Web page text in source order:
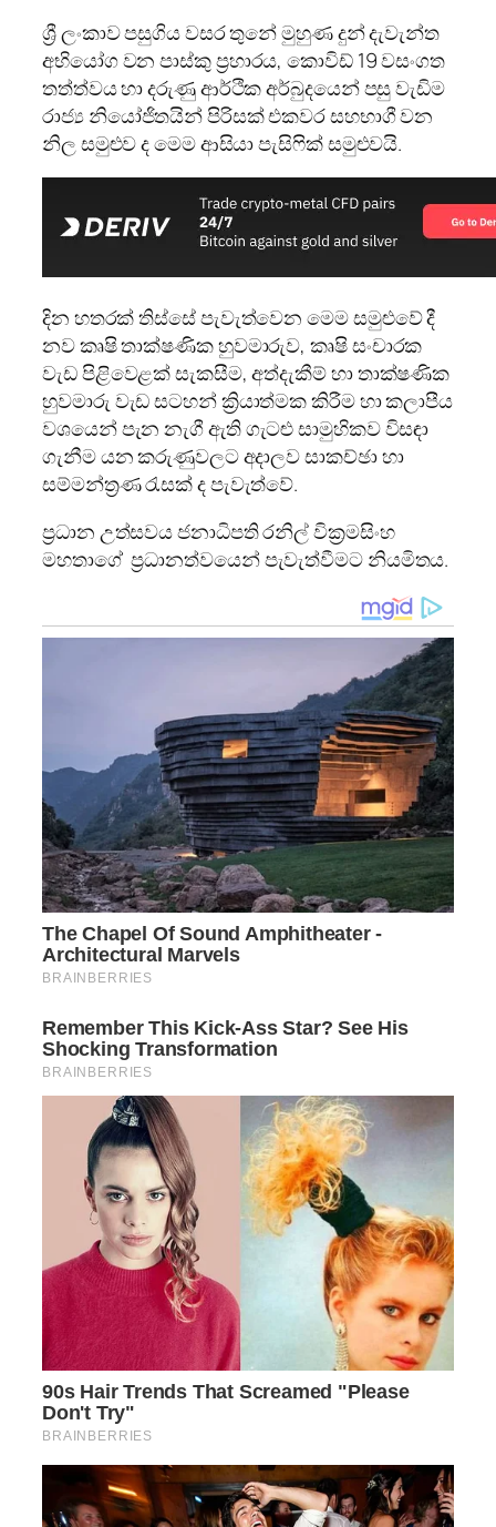
ශ්‍රී ලංකාව පසුගිය වසර තුනේ මුහුණ දුන් දැවැන්ත
අභියෝග වන පාස්කු ප්‍රහාරය, කොවිඩ් 19 වසංගත
තත්ත්වය හා දරුණු ආර්ථික අර්බුදයෙන් පසු වැඩිම
රාජ්‍ය නියෝජිතයින් පිරිසක් එකවර සහභාගී වන
නිල සමුළුව ද මෙම ආසියා පැසිෆික් සමුළුවයි.
දින හතරක් තිස්සේ පැවැත්වෙන මෙම සමුළුවේ දී
නව කෘෂි තාක්ෂණික හුවමාරුව, කෘෂි සංචාරක
වැඩ පිළිවෙළක් සැකසීම, අත්දැකීම් හා තාක්ෂණික
හුවමාරු වැඩ සටහන් ක්‍රියාත්මක කිරීම හා කලාපීය
වශයෙන් පැන නැගී ඇති ගැටළු සාමුහිකව විසඳා
ගැනීම යන කරුණුවලට අදාලව සාකච්ඡා හා
සම්මන්ත්‍රණ රැසක් ද පැවැත්වේ.
ප්‍රධාන උත්සවය ජනාධිපති රනිල් වික්‍රමසිංහ
මහතාගේ ප්‍රධානත්වයෙන් පැවැත්වීමට නියමිතය.